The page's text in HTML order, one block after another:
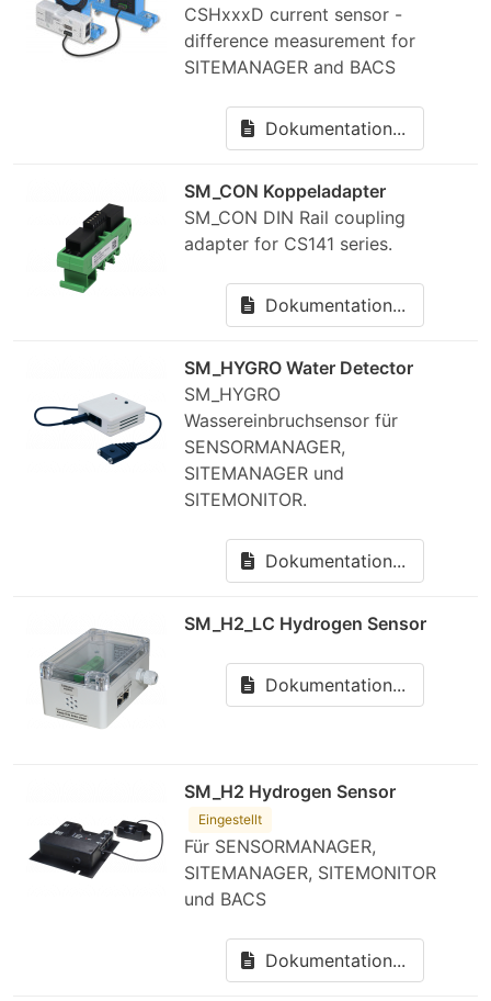
CSHxxxD current sensor -
difference measurement for
SITEMANAGER and BACS
Dokumentation...
SM_CON Koppeladapter
SM_CON DIN Rail coupling
adapter for CS141 series.
Dokumentation...
SM_HYGRO Water Detector
SM_HYGRO
Wassereinbruchsensor für
SENSORMANAGER,
SITEMANAGER und
SITEMONITOR.
Dokumentation...
SM_H2_LC Hydrogen Sensor
Dokumentation...
SM_H2 Hydrogen Sensor
Eingestellt
Für SENSORMANAGER,
SITEMANAGER, SITEMONITOR
und BACS
Dokumentation...